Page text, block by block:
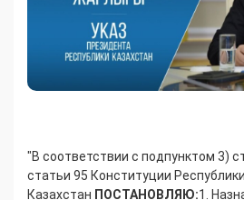
"В соответствии с подпунктом 3)
статьи 95 Конституции Республики
Казахстан ПОСТАНОВЛЯЮ:1.